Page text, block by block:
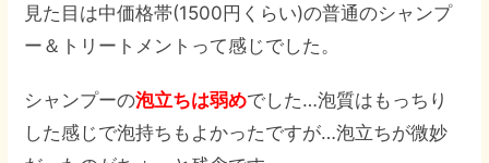
見た目は中価格帯(1500円くらい)の普通のシャンプ
ー＆トリートメントって感じでした。
シャンプーの泡立ちは弱めでした…泡質はもっちり
した感じで泡持ちもよかったですが…泡立ちが微妙